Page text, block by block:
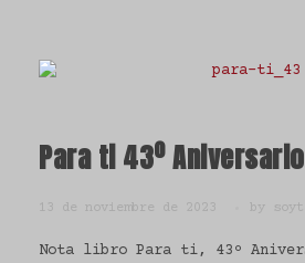
Para ti 43º Aniversario
13 de noviembre de 2023 by
Nota libro Para ti, 43º